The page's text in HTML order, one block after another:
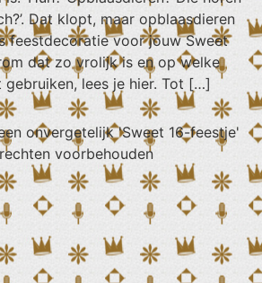
Dat klopt, maar opblaasdieren
feestdecoratie voor jouw Sweet
dat zo vrolijk is en op welke
gebruiken, lees je hier. Tot […]
onvergetelijk 'Sweet 16-feestje'
voorbehouden